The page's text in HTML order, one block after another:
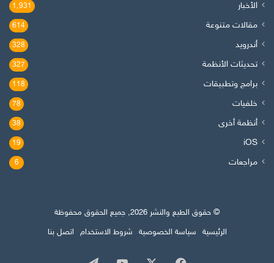
الأخبار 1٬931
مقالات متنوعة 614
أندرويد 328
تحديثات الأنظمة 327
برامج وتطبيقات 118
خلفيات 78
أنظمة أخرى 38
iOS
19
مراجعات 6
© حقوق الطبع والنشر 2026, جميع الحقوق محفوظة
الرئيسية
سياسة الخصوصية شروط الاستخدام اتصل بنا